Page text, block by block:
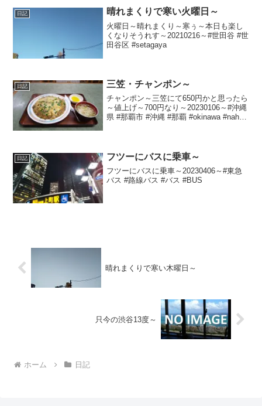
日記 晴れまくりで寒い火曜日～
火曜日～晴れまくり～寒ぅ～本日も楽し
くなりそうれす～20210216～#世田谷 #世
田谷区 #setagaya
日記 三笠・チャンポン～
チャンポン～三笠にて650円かと思ったら
～値上げ～700円なり～20230106～#沖縄
県 #那覇市 #沖縄 #那覇 #okinawa #naha
日記 フツーにバスに乗車～
フツーにバスに乗車～20230406～#東急
バス #路線バス #バス #BUS
晴れまくりで寒い木曜日～
只今の渋谷13度～
ホーム 日記